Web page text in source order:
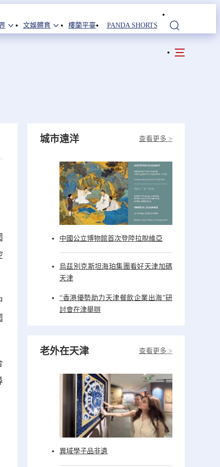
文娛體育 樓蘭平臺 PANDA SHORTS
查看更多 >
城市遠洋
中國公立博物館首次登陸拉脫維亞
烏茲別克斯坦海珀集團看好天津加碼
天津
“香港優勢助力天津餐飲企業出海”研
討會在津舉辦
查看更多 >
老外在天津
異域學子品非遺